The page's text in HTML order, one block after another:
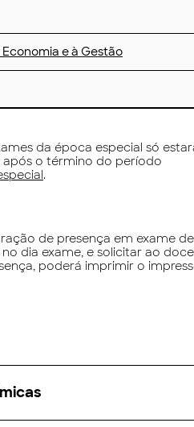
e à Gestão
da época especial só
após o término do período
.
de presença em exame
dia exame, e solicitar ao
poderá imprimir o